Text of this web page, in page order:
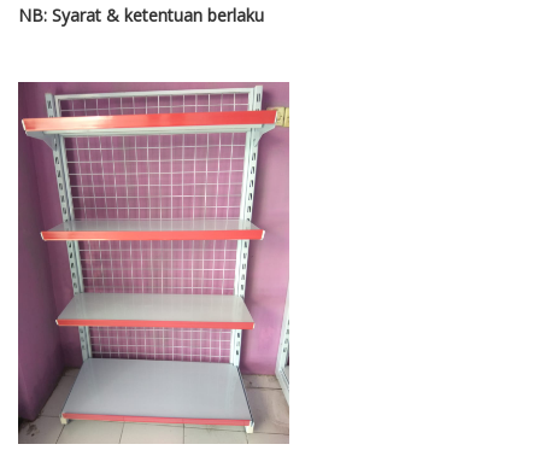
NB: Syarat & ketentuan berlaku